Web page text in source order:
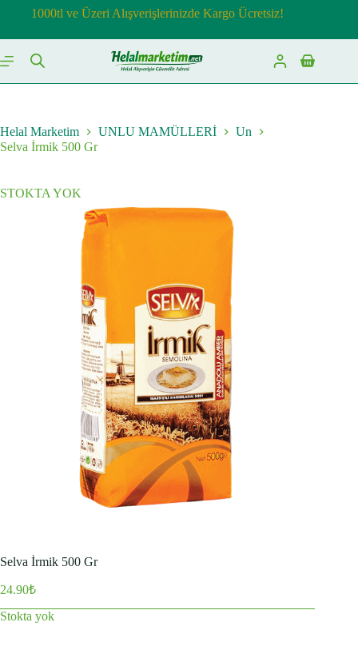
1000tl ve Üzeri Alışverişlerinizde Kargo Ücretsiz!
Shopping
cart
Helal Marketim UNLU MAMÜLLERİ
Un
Selva İrmik 500 Gr
STOKTA YOK
Selva İrmik 500 Gr
24.90₺
Stokta yok